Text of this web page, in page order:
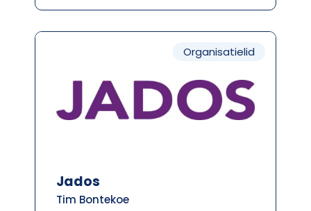
Organisatielid
Jados
Tim Bontekoe